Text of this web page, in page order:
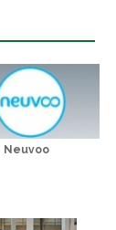
Neuvoo